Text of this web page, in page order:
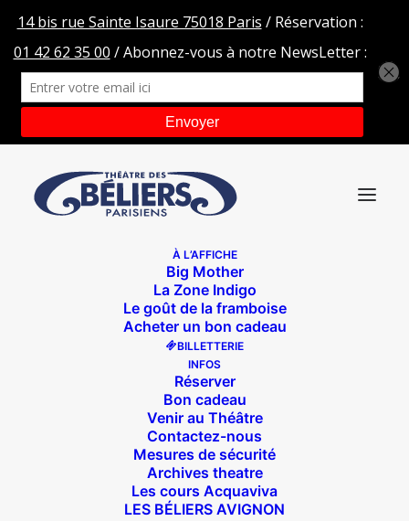
À L’AFFICHE
Big Mother
La Zone Indigo
Le goût de la framboise
Acheter un bon cadeau
BILLETTERIE
INFOS
Réserver
Bon cadeau
Venir au Théâtre
Contactez-nous
Mesures de sécurité
Archives theatre
Les cours Acquaviva
LES BÉLIERS AVIGNON
logoWebAVI
Les lapins sont toujours en retard